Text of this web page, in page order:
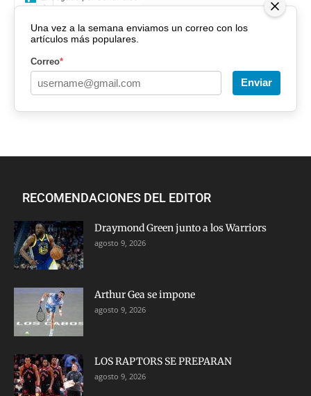
Una vez a la semana enviamos un correo con los
artículos más populares.
Correo*
Enviar
RECOMENDACIONES DEL EDITOR
Draymond Green junto a los Warriors
agosto 9, 2026
Arthur Gea se impone
agosto 9, 2026
LOS RAPTORS SE PREPARAN
agosto 9, 2026